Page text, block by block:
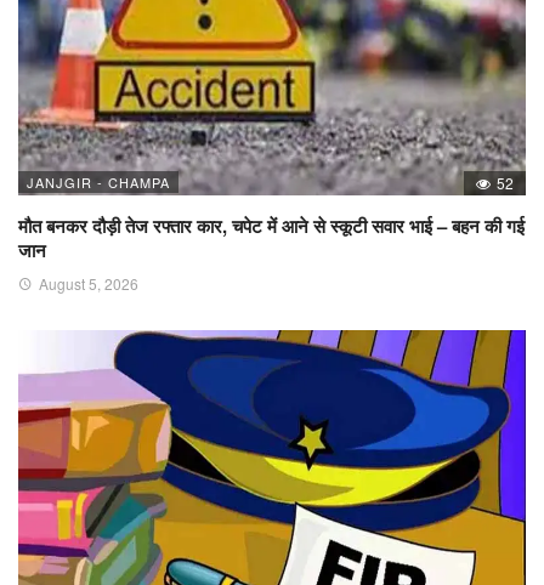
JANJGIR - CHAMPA 52
मौत बनकर दौड़ी तेज रफ्तार कार, चपेट में आने से स्कूटी सवार भाई – बहन की गई
जान
August 5, 2026